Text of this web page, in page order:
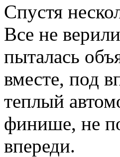
Спустя
Все не
пыталась
вместе, под
теплый
финише, не
впереди.